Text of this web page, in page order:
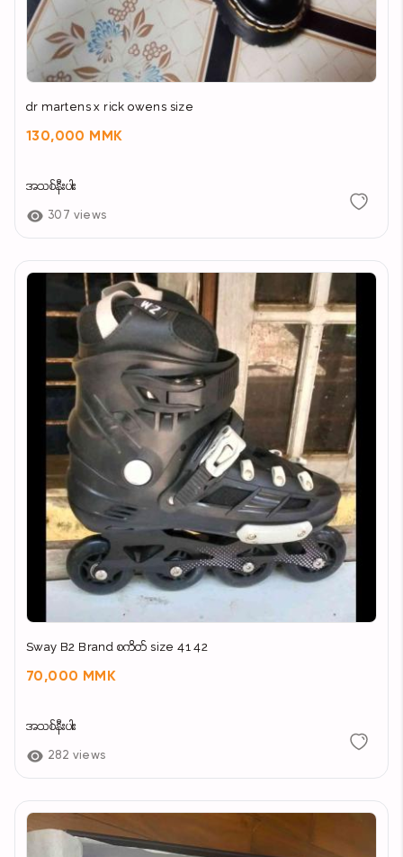
dr martens x rick owens size
130,000 MMK
အသစ်နီးပါး
307 views
Sway B2 Brand စကိတ် size 41 42
70,000 MMK
အသစ်နီးပါး
282 views